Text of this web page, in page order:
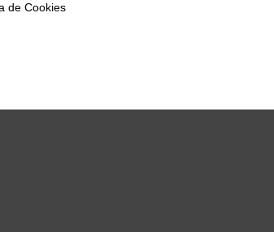
de Cookies